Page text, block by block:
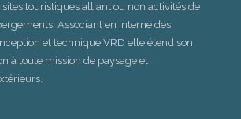
touristiques alliant ou non activités de
Associant en interne des
et technique VRD elle étend son
à toute mission de paysage et